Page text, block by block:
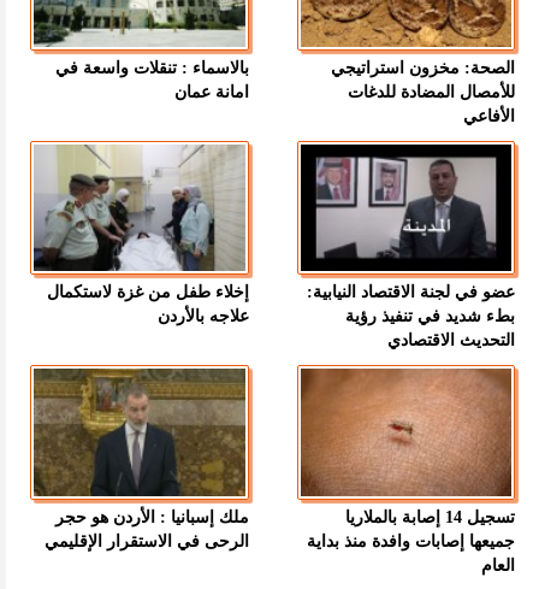
الصحة: مخزون استراتيجي
للأمصال المضادة للدغات
الأفاعي
بالاسماء : تنقلات واسعة في
امانة عمان
عضو في لجنة الاقتصاد النيابية:
بطء شديد في تنفيذ رؤية
التحديث الاقتصادي
إخلاء طفل من غزة لاستكمال
علاجه بالأردن
تسجيل 14 إصابة بالملاريا
جميعها إصابات وافدة منذ بداية
العام
ملك إسبانيا : الأردن هو حجر
الرحى في الاستقرار الإقليمي